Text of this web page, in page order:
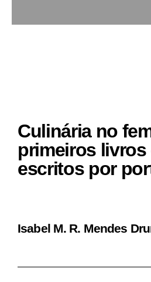
Culinária no
primeiros livros
escritos por
Isabel M. R. Mendes